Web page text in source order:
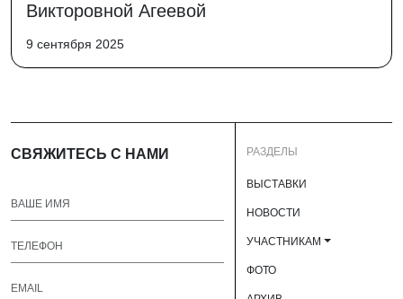
Викторовной Агеевой
9 сентября 2025
СВЯЖИТЕСЬ С НАМИ РАЗДЕЛЫ
ВЫСТАВКИ
НОВОСТИ
УЧАСТНИКАМ
ФОТО